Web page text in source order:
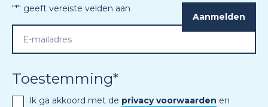
"*" geeft vereiste velden aan
Toestemming*
Ik ga akkoord met de privacy voorwaarden en